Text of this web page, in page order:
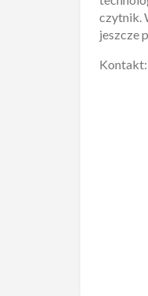
czytnik.
jeszcze
Kontakt: